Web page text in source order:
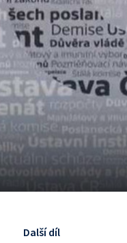
Další díl